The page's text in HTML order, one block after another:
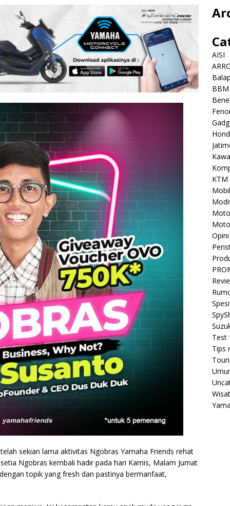
sekian lama aktivitas Ngobras Yamaha Friends rehat
Ngobras kembali hadir pada hari Kamis, Malam Jumat
topik yang fresh dan pastinya bermanfaat,
AISI
ARRC
BBM
KTM
Mobil
Opini
Test
Tips